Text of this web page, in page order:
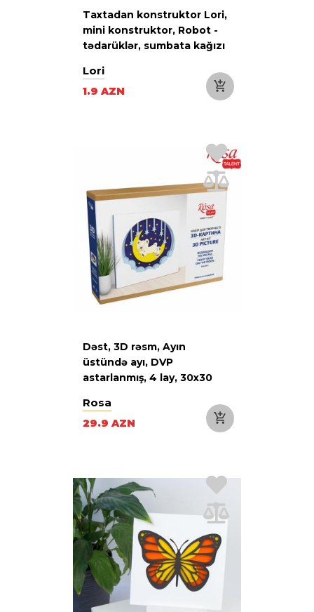
Taxtadan konstruktor Lori,
mini konstruktor, Robot -
tədarüklər, sumbata kağızı
Lori
1.9 AZN
Dəst, 3D rəsm, Ayın
üstündə ayı, DVP
astarlanmış, 4 lay, 30х30
Rosa
29.9 AZN